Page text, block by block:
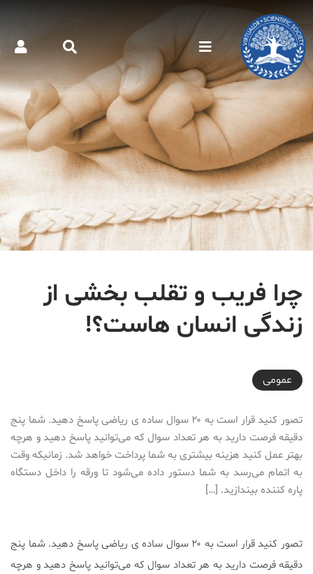
چرا فریب و تقلب بخشی از
زندگی انسان هاست؟!
2017-06-19T14:00:39+04:30
عمومی
تصور کنید قرار است به ۲۰ سوال ساده ی ریاضی پاسخ دهید. شما پنج
دقیقه فرصت دارید به هر تعداد سوال که می‌توانید پاسخ دهید و هرچه
بهتر عمل کنید هزینه بیشتری به شما پرداخت خواهد شد. زمانیکه وقت
به اتمام می‌رسد به شما دستور داده ‌می‌شود تا ورقه را داخل دستگاه
پاره کننده بیندازید. […]
تصور کنید قرار است به ۲۰ سوال ساده ی ریاضی پاسخ دهید. شما پنج
دقیقه فرصت دارید به هر تعداد سوال که می‌توانید پاسخ دهید و هرچه